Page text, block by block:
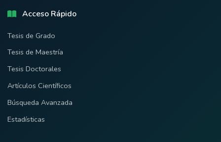
Acceso Rápido
Tesis de Grado
Tesis de Maestría
Tesis Doctorales
Artículos Científicos
Búsqueda Avanzada
Estadísticas